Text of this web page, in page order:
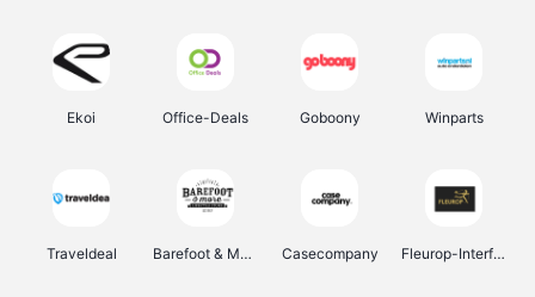
Ekoi Office-Deals Goboony Winparts
Traveldeal Barefoot & More Casecompany Fleurop-Interflora